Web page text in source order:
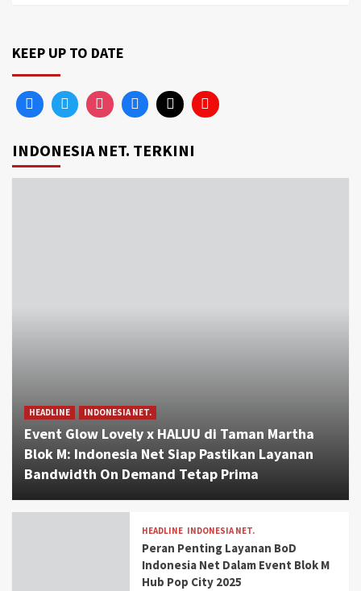
KEEP UP TO DATE
INDONESIA NET. TERKINI
HEADLINE INDONESIA NET.
Event Glow Lovely x HALUU di Taman Martha
Blok M: Indonesia Net Siap Pastikan Layanan
Bandwidth On Demand Tetap Prima
HEADLINE INDONESIA NET.
Peran Penting Layanan BoD
Indonesia Net Dalam Event Blok M
Hub Pop City 2025